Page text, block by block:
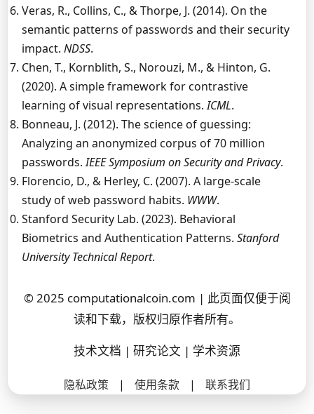
Veras, R., Collins, C., & Thorpe, J. (2014). On the
semantic patterns of passwords and their security
impact. NDSS.
Chen, T., Kornblith, S., Norouzi, M., & Hinton, G.
(2020). A simple framework for contrastive
learning of visual representations.ICML.
Bonneau, J. (2012). The science of guessing:
Analyzing an anonymized corpus of 70 million
passwords.IEEE Symposium on Security and Privacy.
Florencio, D., & Herley, C. (2007). A large-scale
study of web password habits. WWW.
Stanford Security Lab. (2023). Behavioral
Biometrics and Authentication Patterns. Stanford
University Technical Report.
© 2025 computationalcoin.com | 此页面仅便于阅
读和下载，版权归原作者所有。
技术文档 | 研究论文 | 学术资源
隐私政策 | 使用条款 | 联系我们